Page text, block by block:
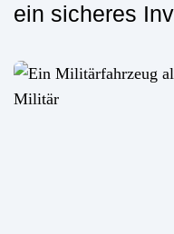
ein sicheres